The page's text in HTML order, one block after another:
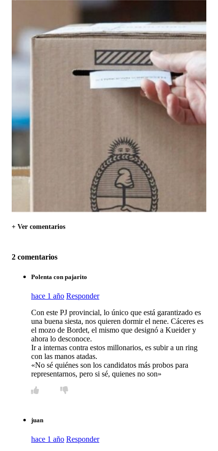
+ Ver comentarios
2 comentarios
Polenta con pajarito
hace 1 año Responder
Con este PJ provincial, lo único que está garantizado es
una buena siesta, nos quieren dormir el nene. Cáceres es
el mozo de Bordet, el mismo que designó a Kueider y
ahora lo desconoce.
Ir a internas contra estos millonarios, es subir a un ring
con las manos atadas.
«No sé quiénes son los candidatos más probos para
representarnos, pero si sé, quienes no son»
juan
hace 1 año Responder